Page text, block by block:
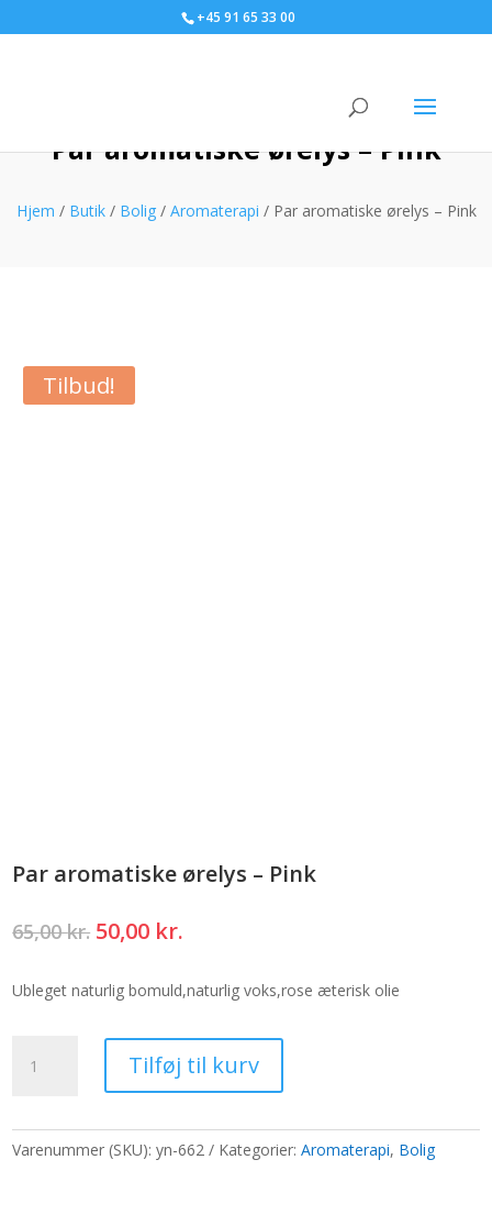
+45 91 65 33 00
Par aromatiske ørelys – Pink
Hjem / Butik/ Bolig/ Aromaterapi / Par aromatiske ørelys – Pink
Tilbud!
Par aromatiske ørelys – Pink
65,00kr. Den
pris
var:
65,00 kr..
50,00 kr.
pris
er:
50,00 kr..
Ubleget naturlig bomuld,naturlig voks,rose æterisk olie
aromatiske
Pink
Tilføj til kurv
Varenummer (SKU):yn-662 Kategorier:Aromaterapi, Bolig